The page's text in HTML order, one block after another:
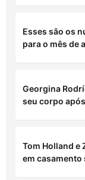
Esses são os
para o mês de
Georgina
seu corpo
Tom Holland e
em